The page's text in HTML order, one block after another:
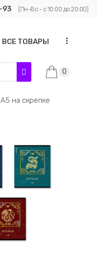
93 (Пн-Вс - с 10:00 до 20:00)
ВСЕ ТОВАРЫ ...
0
на скрепке